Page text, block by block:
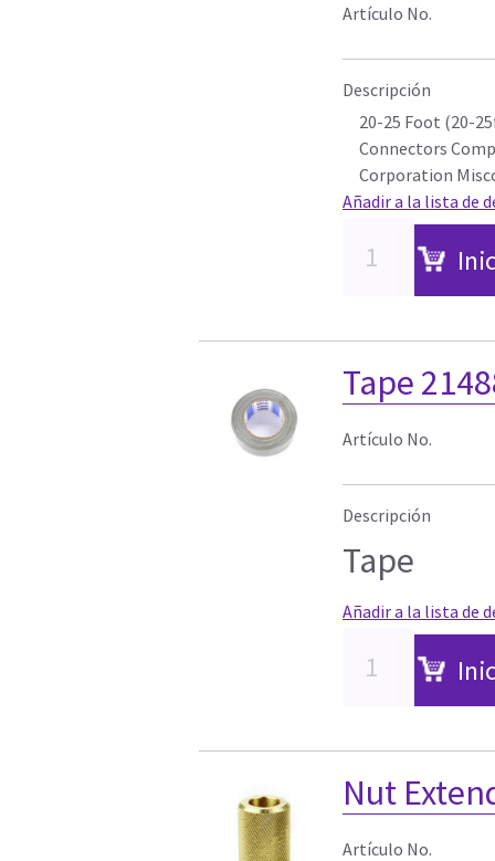
Artículo No.
Descripción
20-25 Foot (20-
Connectors
Corporation
Añadir a la lista de
Tape
Artículo No.
Descripción
Tape
Añadir a la lista de
Nut
Artículo No.